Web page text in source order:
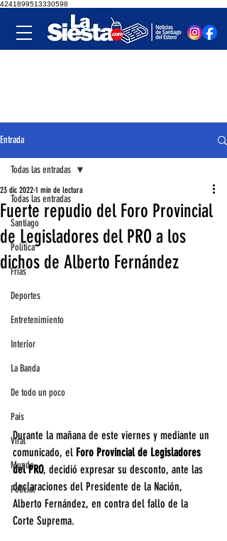
4241899513330598
Entrada
Todas las entradas
Santiago
Política
Frías
Deportes
Entretenimiento
Interior
La Banda
De todo un poco
País
Viral
Mundo
Policial
Todas las entradas
Fuerte repudio del Foro Provincial
de Legisladores del PRO a los
dichos de Alberto Fernández
23 dic 2022 1 min de lectura
Durante la mañana de este viernes y mediante un
comunicado, el Foro Provincial de Legisladores
del PRO, decidió expresar su desconto, ante las
declaraciones del Presidente de la Nación,
Alberto Fernández, en contra del fallo de la
Corte Suprema.